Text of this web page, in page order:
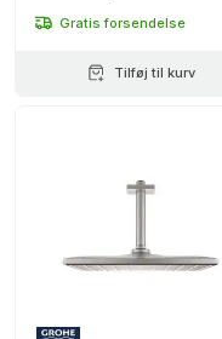
Gratis forsendelse
Tilføj til kurv